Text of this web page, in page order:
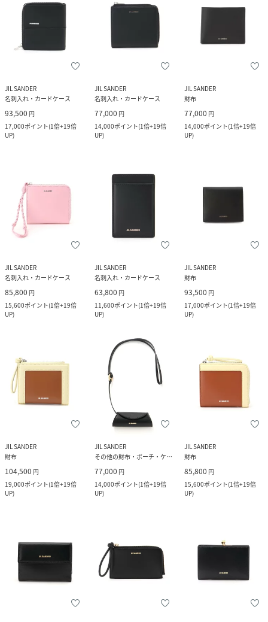
JIL SANDER
名刺入れ・カードケース
93,500 円
17,000ポイント(1倍+19倍
UP)
JIL SANDER
名刺入れ・カードケース
77,000 円
14,000ポイント(1倍+19倍
UP)
JIL SANDER
財布
77,000 円
14,000ポイント(1倍+19倍
UP)
JIL SANDER
名刺入れ・カードケース
85,800 円
15,600ポイント(1倍+19倍
UP)
JIL SANDER
名刺入れ・カードケース
63,800 円
11,600ポイント(1倍+19倍
UP)
JIL SANDER
財布
93,500 円
17,000ポイント(1倍+19倍
UP)
JIL SANDER
財布
104,500 円
19,000ポイント(1倍+19倍
UP)
JIL SANDER
その他の財布・ポーチ・ケース
77,000 円
14,000ポイント(1倍+19倍
UP)
JIL SANDER
財布
85,800 円
15,600ポイント(1倍+19倍
UP)